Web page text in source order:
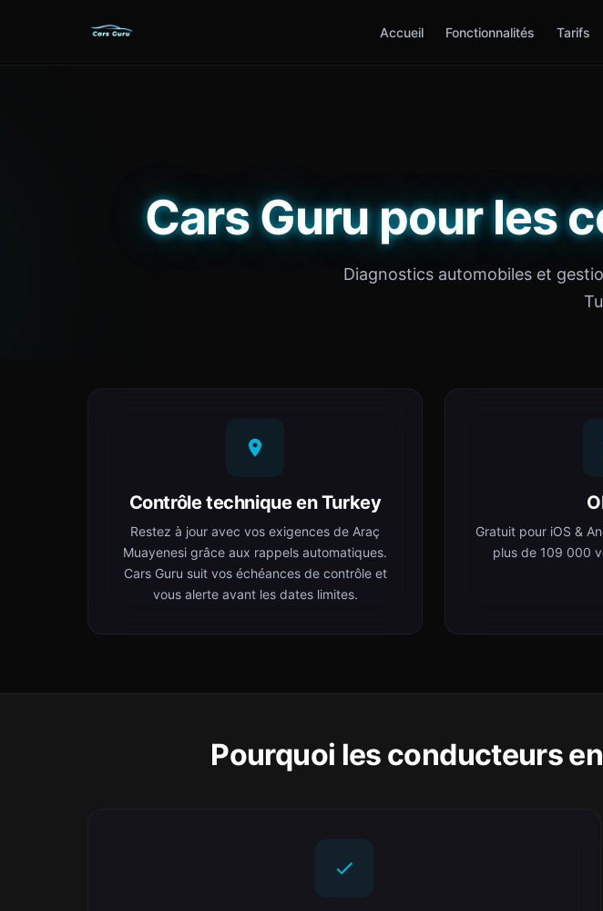
Accueil Fonctionnalités Tarifs
Cars Guru pour les
Diagnostics automobiles et
Contrôle technique en Turkey
Restez à jour avec vos exigences de Araç
Muayenesi grâce aux rappels automatiques.
Cars Guru suit vos échéances de contrôle et
vous alerte avant les dates limites.
Gratuit pour iOS &
plus de 109 000
Pourquoi les conducteurs